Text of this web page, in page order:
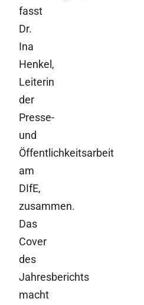
fasst
Dr.
Ina
Henkel,
Leiterin
der
Presse-
und
Öffentlichkeitsarbeit
am
DIfE,
zusammen.
Das
Cover
des
Jahresberichts
macht